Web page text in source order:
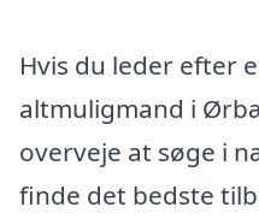
Hvis du leder efter
altmuligmand i
overveje at søge i
finde det bedste